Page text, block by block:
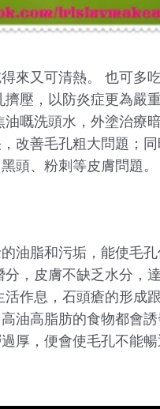
來又可清熱。 也可多
壓，以防炎症更為嚴
嘅洗頭水，外塗治療
改善毛孔粗大問題；
頭、粉刺等皮膚問題。
油脂和污垢，能使毛
，皮膚不缺乏水分，
作息，石頭瘡的形成
油高脂肪的食物都會
厚，便會使毛孔不能